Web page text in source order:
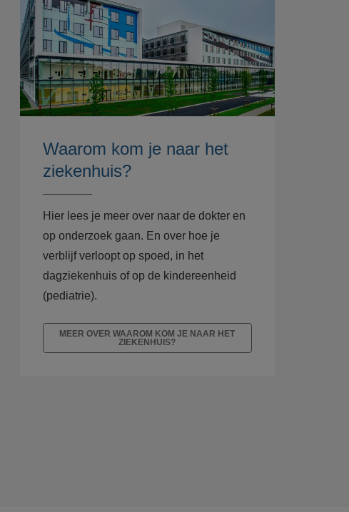
Waarom kom je naar het
ziekenhuis?
Hier lees je meer over naar de dokter en
op onderzoek gaan. En over hoe je
verblijf verloopt op spoed, in het
dagziekenhuis of op de kindereenheid
(pediatrie).
MEER OVER WAAROM KOM JE NAAR HET
ZIEKENHUIS?